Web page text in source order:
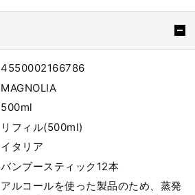
4550002166786
MAGNOLIA
500ml
リフィル(500ml)
イタリア
バンブースティック12本
アルコールを使った製品のため、蒸発